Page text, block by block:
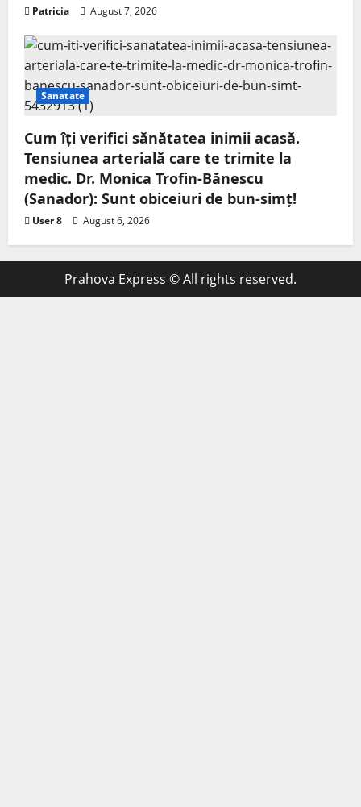
Patricia August 7, 2026
Sanatate
Cum îți verifici sănătatea inimii acasă.
Tensiunea arterială care te trimite la
medic. Dr. Monica Trofin-Bănescu
(Sanador): Sunt obiceiuri de bun-simț!
User 8 August 6, 2026
Prahova Express © All rights reserved.